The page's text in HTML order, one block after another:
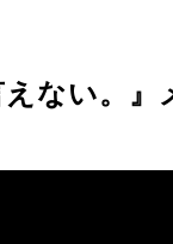
えない。』